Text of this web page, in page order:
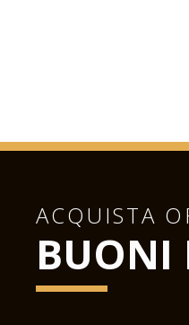
ACQUISTA
BUONI